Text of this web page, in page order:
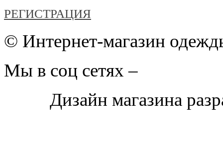
РЕГИСТРАЦИЯ
© Интернет-магазин
Мы в соц сетях –
Дизайн магазина